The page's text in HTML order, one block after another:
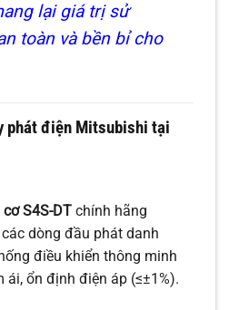
lại giá trị sử
toàn và bền bỉ cho
phát điện Mitsubishi tại
S4S-DT chính hãng
dòng đầu phát danh
điều khiển thông minh
ái, ổn định điện áp (≤±1%).